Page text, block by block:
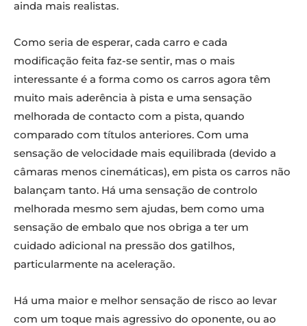
ainda mais realistas.
Como seria de esperar, cada carro e cada
modificação feita faz-se sentir, mas o mais
interessante é a forma como os carros agora têm
muito mais aderência à pista e uma sensação
melhorada de contacto com a pista, quando
comparado com títulos anteriores. Com uma
sensação de velocidade mais equilibrada (devido a
câmaras menos cinemáticas), em pista os carros não
balançam tanto. Há uma sensação de controlo
melhorada mesmo sem ajudas, bem como uma
sensação de embalo que nos obriga a ter um
cuidado adicional na pressão dos gatilhos,
particularmente na aceleração.
Há uma maior e melhor sensação de risco ao levar
com um toque mais agressivo do oponente, ou ao